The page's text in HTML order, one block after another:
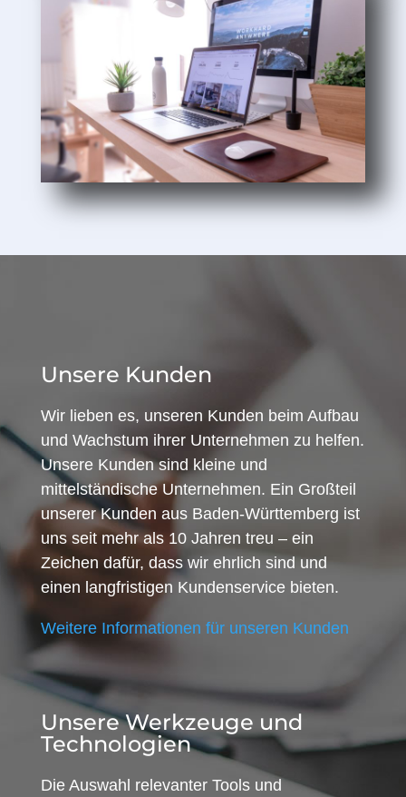
Unsere Kunden
Wir lieben es, unseren Kunden beim Aufbau
und Wachstum ihrer Unternehmen zu helfen.
Unsere Kunden sind kleine und
mittelständische Unternehmen. Ein Großteil
unserer Kunden aus Baden-Württemberg ist
uns seit mehr als 10 Jahren treu – ein
Zeichen dafür, dass wir ehrlich sind und
einen langfristigen Kundenservice bieten.
Weitere Informationen für unseren Kunden
Unsere Werkzeuge und
Technologien
Die Auswahl relevanter Tools und